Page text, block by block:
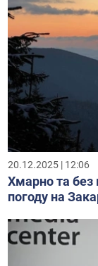
20.12.2025 | 12:06
Хмарно та без
погоду на